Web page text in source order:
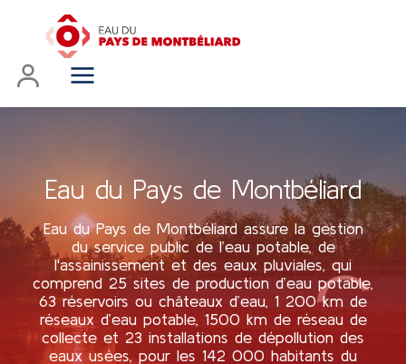
Eau du Pays de Montbéliard
Eau du Pays de Montbéliard assure la gestion
du service public de l’eau potable, de
l'assainissement et des eaux pluviales, qui
comprend 25 sites de production d’eau potable,
63 réservoirs ou châteaux d’eau, 1 200 km de
réseaux d’eau potable, 1500 km de réseau de
collecte et 23 installations de dépollution des
eaux usées, pour les 142 000 habitants du